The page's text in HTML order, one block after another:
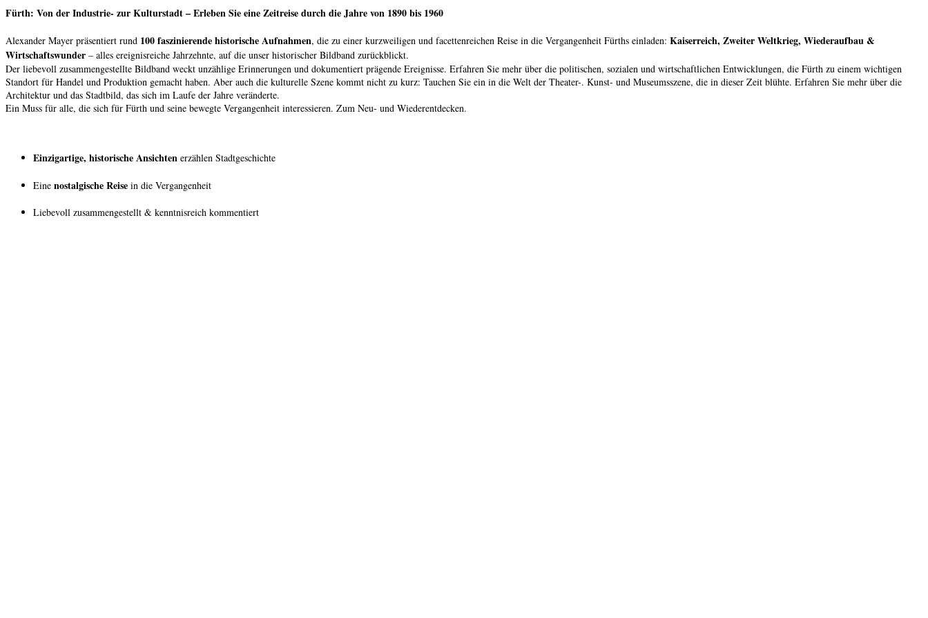
Fürth: Von der Industrie- zur Kulturstadt – Erleben Sie eine Zeitreise durch die Jahre von 1890 bis 1960
Alexander Mayer präsentiert rund 100 faszinierende historische Aufnahmen, die zu einer kurzweiligen und facettenreichen Reise in die Vergangenheit Fürths einladen: Kaiserreich, Zweiter Weltkrieg, Wiederaufbau &
Wirtschaftswunder – alles ereignisreiche Jahrzehnte, auf die unser historischer Bildband zurückblickt.
Der liebevoll zusammengestellte Bildband weckt unzählige Erinnerungen und dokumentiert prägende Ereignisse. Erfahren Sie mehr über die politischen, sozialen und wirtschaftlichen Entwicklungen, die Fürth zu einem wichtigen
Standort für Handel und Produktion gemacht haben. Aber auch die kulturelle Szene kommt nicht zu kurz: Tauchen Sie ein in die Welt der Theater-. Kunst- und Museumsszene, die in dieser Zeit blühte. Erfahren Sie mehr über die
Architektur und das Stadtbild, das sich im Laufe der Jahre veränderte.
Ein Muss für alle, die sich für Fürth und seine bewegte Vergangenheit interessieren. Zum Neu- und Wiederentdecken.
Einzigartige, historische Ansichten erzählen Stadtgeschichte
Eine nostalgische Reise in die Vergangenheit
Liebevoll zusammengestellt & kenntnisreich kommentiert